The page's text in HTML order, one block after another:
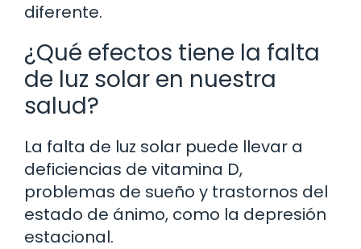
diferente.
¿Qué efectos tiene la falta
de luz solar en nuestra
salud?
La falta de luz solar puede llevar a
deficiencias de vitamina D,
problemas de sueño y trastornos del
estado de ánimo, como la depresión
estacional.